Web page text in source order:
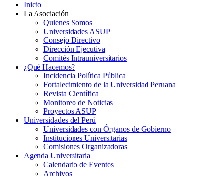
Inicio
La Asociación
Quienes Somos
Universidades ASUP
Consejo Directivo
Dirección Ejecutiva
Comités Intrauniversitarios
¿Qué Hacemos?
Incidencia Política Pública
Fortalecimiento de la Universidad Peruana
Revista Científica
Monitoreo de Noticias
Proyectos ASUP
Universidades del Perú
Universidades con Órganos de Gobierno
Instituciones Universitarias
Comisiones Organizadoras
Agenda Universitaria
Calendario de Eventos
Archivos